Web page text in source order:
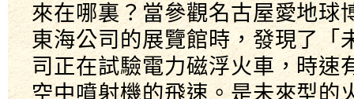
來在哪裏？當參觀名古屋愛地球
東海公司的展覽館時，發現了「
司正在試驗電力磁浮火車，時速
空中噴射機的飛速。是未來型的